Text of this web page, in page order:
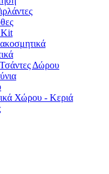
Kit
Δώρου
Χώρου - Κεριά